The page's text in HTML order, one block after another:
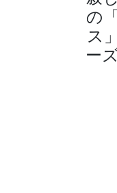
の
ス
ー